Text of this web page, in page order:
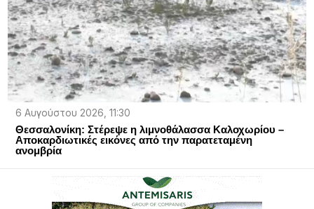
6 Αυγούστου 2026, 11:30
Θεσσαλονίκη: Στέρεψε η λιμνοθάλασσα Καλοχωρίου –
Αποκαρδιωτικές εικόνες από την παρατεταμένη
ανομβρία